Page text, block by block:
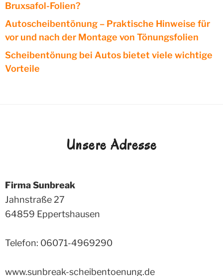
Bruxsafol-Folien?
Autoscheibentönung – Praktische Hinweise für
vor und nach der Montage von Tönungsfolien
Scheibentönung bei Autos bietet viele wichtige
Vorteile
Unsere Adresse
Firma Sunbreak
Jahnstraße 27
64859 Eppertshausen
Telefon: 06071-4969290
www.sunbreak-scheibentoenung.de